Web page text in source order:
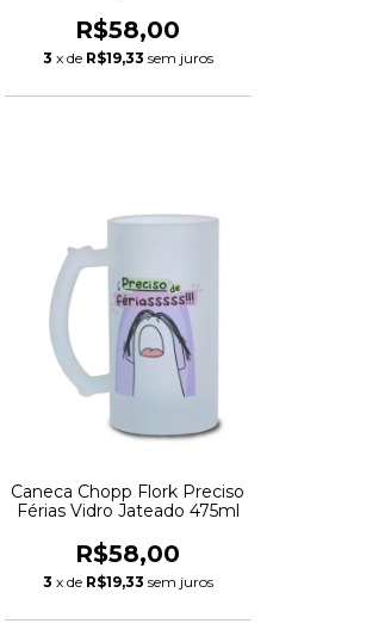
R$58,00
3 x de R$19,33 sem juros
Caneca Chopp Flork Preciso
Férias Vidro Jateado 475ml
R$58,00
3 x de R$19,33 sem juros